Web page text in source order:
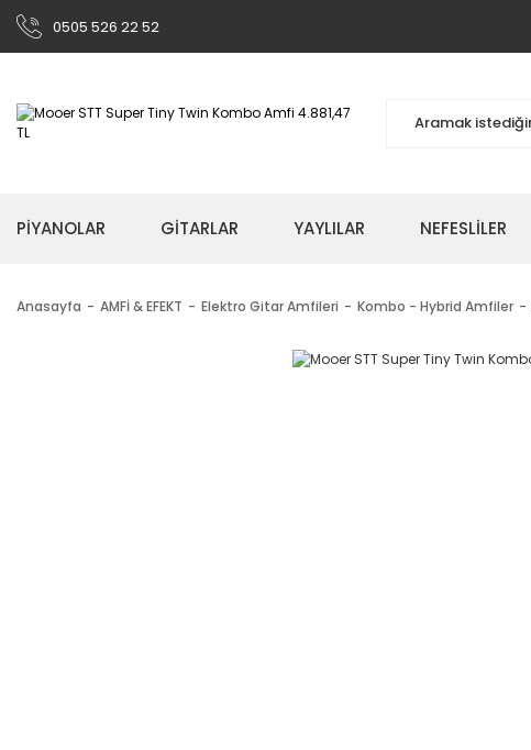
0505 526 22 52
PİYANOLAR GİTARLAR YAYLILAR NEFESLİLER
Anasayfa AMFİ & EFEKT Elektro Gitar Amfileri Kombo - Hybrid Amfiler